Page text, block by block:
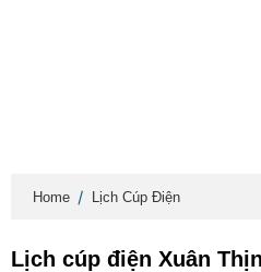
Home Lịch Cúp Điện
Lịch cúp điện Xuân